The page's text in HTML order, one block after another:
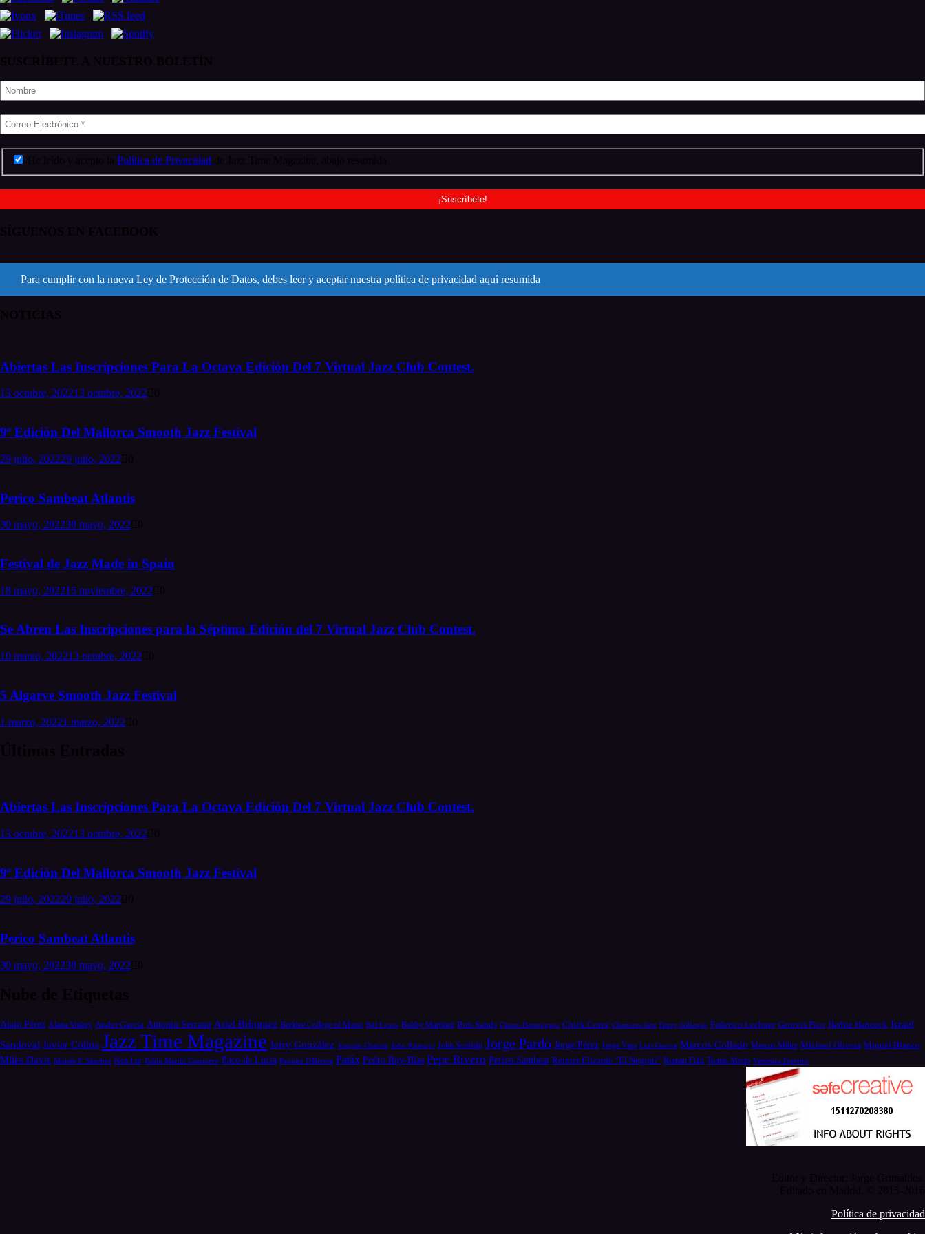
Política de Privacidad
Para cumplir con la nueva Ley de Protección de Datos, debes leer y aceptar nuestra política de privacidad aquí resumida
Abiertas Las Inscripciones Para La Octava Edición Del 7 Virtual Jazz Club Contest.
13 octubre, 202213 octubre, 2022
9ª Edición Del Mallorca Smooth Jazz Festival
29 julio, 202229 julio, 2022
Perico Sambeat Atlantis
30 mayo, 202230 mayo, 2022
Festival de Jazz Made in Spain
18 mayo, 202215 noviembre, 2022
Se Abren Las Inscripciones para la Séptima Edición del 7 Virtual Jazz Club Contest.
10 marzo, 202213 octubre, 2022
5 Algarve Smooth Jazz Festival
1 marzo, 20221 marzo, 2022
Abiertas Las Inscripciones Para La Octava Edición Del 7 Virtual Jazz Club Contest.
13 octubre, 202213 octubre, 2022
9ª Edición Del Mallorca Smooth Jazz Festival
29 julio, 202229 julio, 2022
Perico Sambeat Atlantis
30 mayo, 202230 mayo, 2022
Alain Pérez Alana Sinkey Ander García Antonio Serrano Ariel Brínguez Berklee College of Music Bill Evans Bobby Martínez Bob Sands Chano Domínguez Chick Corea Clamores Jazz Dizzy Gillespie Federico Lechner Georvis Pico Herbie Hancock Israel
Sandoval Javier Colina Jazz Time Magazine Jerry González Joaquin Chacón John Patitucci John Scofield Jorge Pardo Jorge Pérez Jorge Vera Luis Guerra Marcos Collado Marcus Miller Michael Olivera Miguel Blanco
Miles Davis Moisés P. Sánchez Noa Lur Pablo Martín Caminero Paco de Lucía Paquito D'Rivera Patáx Pedro Ruy-Blas Pepe Rivero Perico Sambeat Reinier Elizarde “El Negrón” Román Filiú Tomás Merlo Verónica Ferreiro
Política de privacidad